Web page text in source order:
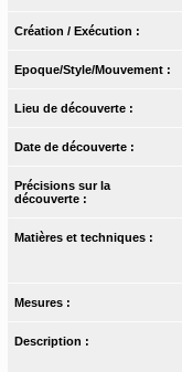
Création / Exécution :
Epoque/Style/Mouvement :
Lieu de découverte :
Date de découverte :
Précisions sur la
découverte :
Matières et techniques :
Mesures :
Description :